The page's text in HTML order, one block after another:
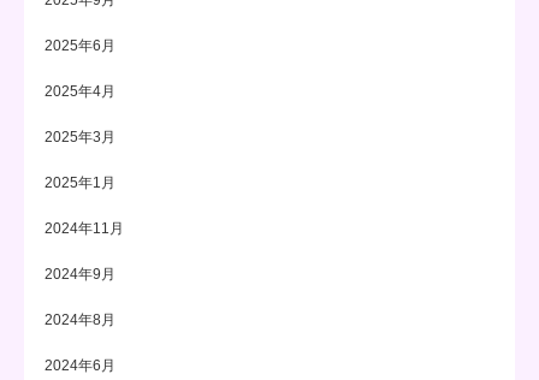
2025年6月
2025年4月
2025年3月
2025年1月
2024年11月
2024年9月
2024年8月
2024年6月